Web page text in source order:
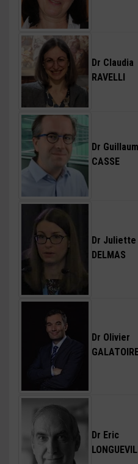
Dr Claudia
RAVELLI
Dr
CASSE
Dr Juliette
DELMAS
Dr Olivier
Dr Eric